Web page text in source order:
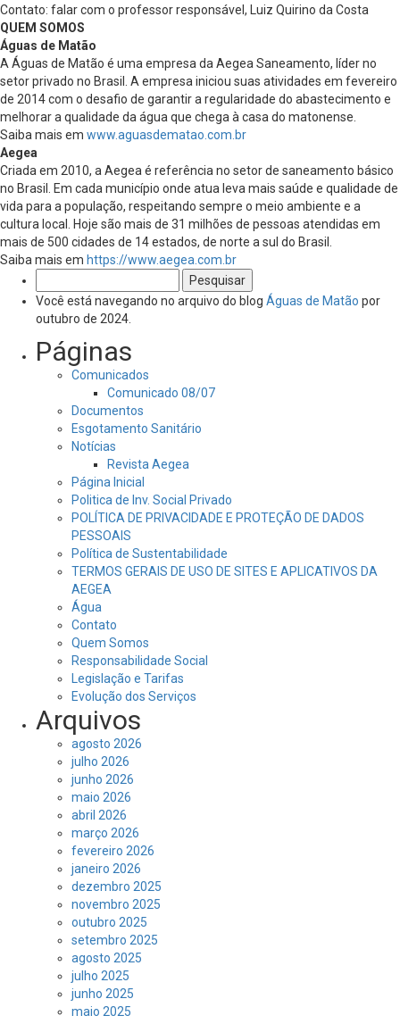
Contato: falar com o professor responsável, Luiz Quirino da Costa
QUEM SOMOS
Águas de Matão
A Águas de Matão é uma empresa da Aegea Saneamento, líder no
setor privado no Brasil. A empresa iniciou suas atividades em fevereiro
de 2014 com o desafio de garantir a regularidade do abastecimento e
melhorar a qualidade da água que chega à casa do matonense.
Saiba mais em www.aguasdematao.com.br
Aegea
Criada em 2010, a Aegea é referência no setor de saneamento básico
no Brasil. Em cada município onde atua leva mais saúde e qualidade de
vida para a população, respeitando sempre o meio ambiente e a
cultura local. Hoje são mais de 31 milhões de pessoas atendidas em
mais de 500 cidades de 14 estados, de norte a sul do Brasil.
Saiba mais em https://www.aegea.com.br
por:
Você está navegando no arquivo do blog Águas de Matão por
outubro de 2024.
Páginas
Comunicados
Comunicado 08/07
Documentos
Esgotamento Sanitário
Notícias
Revista Aegea
Página Inicial
Politica de Inv. Social Privado
POLÍTICA DE PRIVACIDADE E PROTEÇÃO DE DADOS
PESSOAIS
Política de Sustentabilidade
TERMOS GERAIS DE USO DE SITES E APLICATIVOS DA
AEGEA
Água
Contato
Quem Somos
Responsabilidade Social
Legislação e Tarifas
Evolução dos Serviços
Arquivos
agosto 2026
julho 2026
junho 2026
maio 2026
abril 2026
março 2026
fevereiro 2026
janeiro 2026
dezembro 2025
novembro 2025
outubro 2025
setembro 2025
agosto 2025
julho 2025
junho 2025
maio 2025